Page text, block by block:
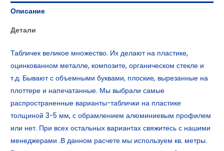
Описание
Детали
Табличек великое множество. Их делают на пластике,
оцинкованном металле, композите, органическом стекле и
т.д. Бывают с объемными буквами, плоские, вырезанные на
плоттере и напечатанные. Мы выбрали самые
распространенные варианты-таблички на пластике
толщиной 3-5 мм, с обрамлением алюминиевым профилем
или нет. При всех остальных вариантах свяжитесь с нашими
менеджерами .В данном расчете мы используем кв. метры.